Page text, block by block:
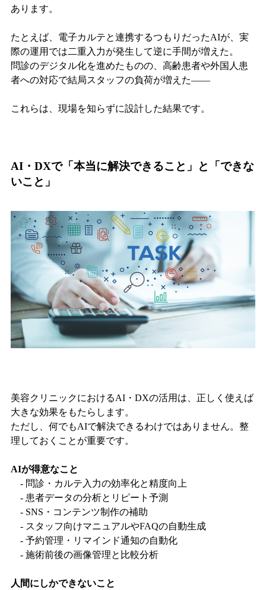
あります。
たとえば、電子カルテと連携するつもりだったAIが、実
際の運用では二重入力が発生して逆に手間が増えた。
問診のデジタル化を進めたものの、高齢患者や外国人患
者への対応で結局スタッフの負荷が増えた——
これらは、現場を知らずに設計した結果です。
AI・DXで「本当に解決できること」と「できな
いこと」
美容クリニックにおけるAI・DXの活用は、正しく使えば
大きな効果をもたらします。
ただし、何でもAIで解決できるわけではありません。整
理しておくことが重要です。
AIが得意なこと
- 問診・カルテ入力の効率化と精度向上
- 患者データの分析とリピート予測
- SNS・コンテンツ制作の補助
- スタッフ向けマニュアルやFAQの自動生成
- 予約管理・リマインド通知の自動化
- 施術前後の画像管理と比較分析
人間にしかできないこと